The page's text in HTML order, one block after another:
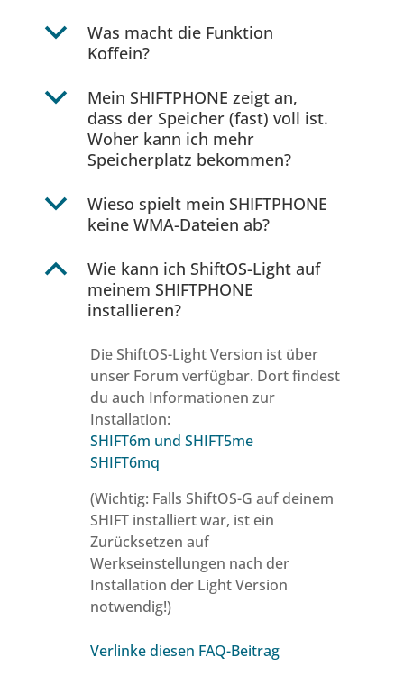
b
Was macht die Funktion
Koffein?
b
Mein SHIFTPHONE zeigt an,
dass der Speicher (fast) voll ist.
Woher kann ich mehr
Speicherplatz bekommen?
b
Wieso spielt mein SHIFTPHONE
keine WMA-Dateien ab?
B
Wie kann ich ShiftOS-Light auf
meinem SHIFTPHONE
installieren?
Die ShiftOS-Light Version ist über
unser Forum verfügbar. Dort findest
du auch Informationen zur
Installation:
SHIFT6m und SHIFT5me
SHIFT6mq
(Wichtig: Falls ShiftOS-G auf deinem
SHIFT installiert war, ist ein
Zurücksetzen auf
Werkseinstellungen nach der
Installation der Light Version
notwendig!)
Verlinke diesen FAQ-Beitrag